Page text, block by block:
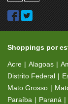
Shoppings por
Acre Alagoas
Distrito Federal
Mato Grosso
Paraíba
Paraná